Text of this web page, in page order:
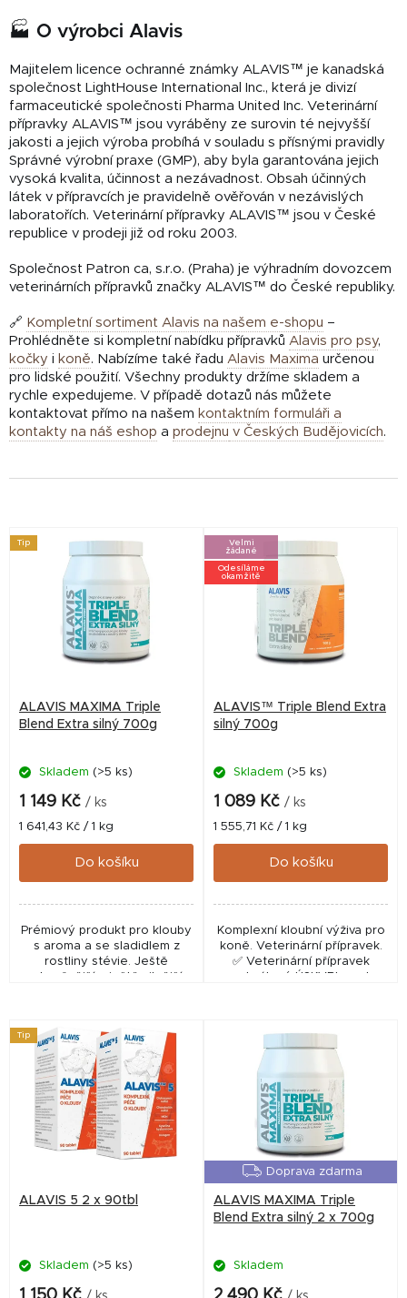
🏭 O výrobci Alavis
Majitelem licence ochranné známky ALAVIS™ je kanadská
společnost LightHouse International Inc., která je divizí
farmaceutické společnosti Pharma United Inc. Veterinární
přípravky ALAVIS™ jsou vyráběny ze surovin té nejvyšší
jakosti a jejich výroba probíhá v souladu s přísnými pravidly
Správné výrobní praxe (GMP), aby byla garantována jejich
vysoká kvalita, účinnost a nezávadnost. Obsah účinných
látek v přípravcích je pravidelně ověřován v nezávislých
laboratořích. Veterinární přípravky ALAVIS™ jsou v České
republice v prodeji již od roku 2003.
Společnost Patron ca, s.r.o. (Praha) je výhradním dovozcem
veterinárních přípravků značky ALAVIS™ do České republiky.
🔗 Kompletní sortiment Alavis na našem e-shopu –
Prohlédněte si kompletní nabídku přípravků Alavis pro psy,
kočky i koně. Nabízíme také řadu Alavis Maxima určenou
pro lidské použití. Všechny produkty držíme skladem a
rychle expedujeme. V případě dotazů nás můžete
kontaktovat přímo na našem kontaktním formuláři a
kontakty na náš eshop a prodejnu v Českých Budějovicích.
V
o
Tip
ALAVIS MAXIMA Triple
Blend Extra silný 700g
Skladem (>5 ks)
1 149 Kč / ks
Měrná
cena:
1 641,43 Kč / 1 kg
Do košíku
Prémiový produkt pro klouby
s aroma a se sladidlem z
rostliny stévie. Ještě
Velmi
žádané
Odesíláme
okamžitě
ALAVIS™ Triple Blend Extra
silný 700g
Skladem (>5 ks)
1 089 Kč / ks
Měrná
cena:
1 555,71 Kč / 1 kg
Do košíku
Komplexní kloubní výživa pro
koně. Veterinární přípravek.
✅ Veterinární přípravek
Tip
ALAVIS 5 2 x 90tbl
Průměrné
hodnocení
Skladem (>5 ks)
Doprava zdarma
ALAVIS MAXIMA Triple
Blend Extra silný 2 x 700g
Skladem